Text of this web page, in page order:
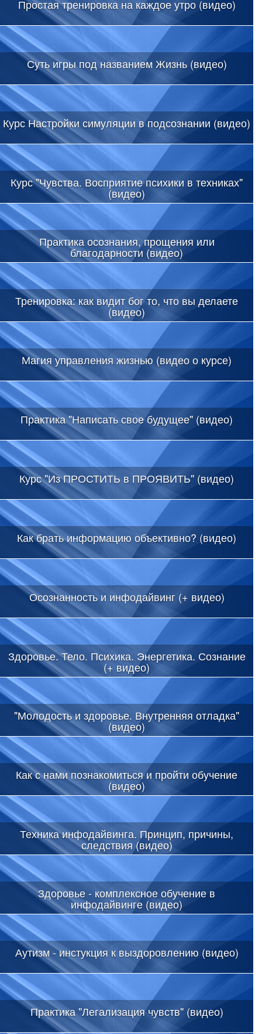
Простая тренировка на каждое утро (видео)
Суть игры под названием Жизнь (видео)
Курс Настройки симуляции в подсознании (видео)
Курс "Чувства. Восприятие психики в техниках"
(видео)
Практика осознания, прощения или
благодарности (видео)
Тренировка: как видит бог то, что вы делаете
(видео)
Магия управления жизнью (видео о курсе)
Практика "Написать свое будущее" (видео)
Курс "Из ПРОСТИТЬ в ПРОЯВИТЬ" (видео)
Как брать информацию объективно? (видео)
Осознанность и инфодайвинг (+ видео)
Здоровье. Тело. Психика. Энергетика. Сознание
(+ видео)
"Молодость и здоровье. Внутренняя отладка"
(видео)
Как с нами познакомиться и пройти обучение
(видео)
Техника инфодайвинга. Принцип, причины,
следствия (видео)
Здоровье - комплексное обучение в
инфодайвинге (видео)
Аутизм - инстукция к выздоровлению (видео)
Практика "Легализация чувств" (видео)